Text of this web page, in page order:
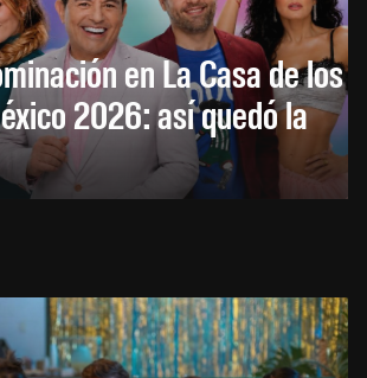
en La Casa de los
2026: así quedó la